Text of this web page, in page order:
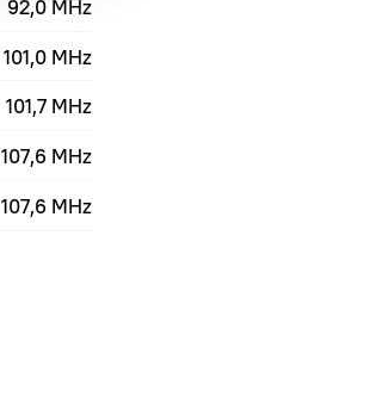
92,0 MHz
101,0 MHz
101,7 MHz
107,6 MHz
107,6 MHz